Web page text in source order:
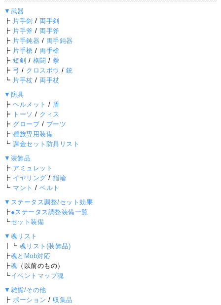
▼武器
┣ 片手剣 / 両手剣
┣ 片手斧 / 両手斧
┣ 片手鈍器 / 両手鈍器
┣ 片手槍 / 両手槍
┣短剣 / 格闘 /拳
┣ 弓 / クロスボウ /銃
┗ 片手杖 / 両手杖
▼防具
┣ヘルメット / 盾
┣ トーソ / クィス
┣ グローブ / ブーツ
┣種族専用装備
┗課金セット防具リスト
▼装飾品
┣ アミュレット
┣ イヤリング /指輪
┗ マント /ベルト
▼ステータス調整/セット効果
┣●ステータス調整装備一覧
┗セット装備
▼魂リスト
┃┗ 魂リスト(装飾品)
┣魂とMob対応
┣魂 （以前のもの）
┗イベントマップ魂
▼雑貨/その他
┣ポーション / 収集品